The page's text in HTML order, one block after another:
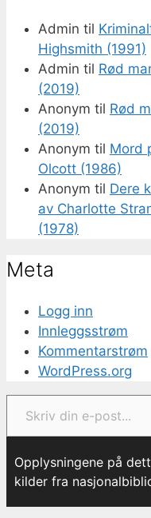
Admin til
Highsmith (1991)
Admin til Rød
(2019)
Anonym til Rød
(2019)
Anonym til Mord
Olcott (1986)
Anonym til Dere
av Charlotte
(1978)
Meta
Logg inn
Innleggsstrøm
Kommentarstrøm
WordPress.org
Skriv din e-post...
Opplysningene på
kilder fra